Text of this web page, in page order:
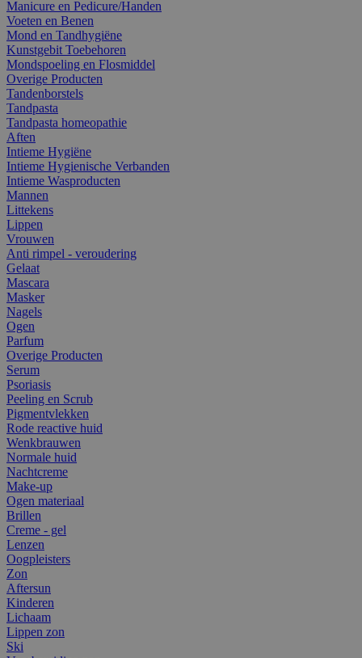
Manicure en Pedicure/Handen
Voeten en Benen
Mond en Tandhygiëne
Kunstgebit Toebehoren
Mondspoeling en Flosmiddel
Overige Producten
Tandenborstels
Tandpasta
Tandpasta homeopathie
Aften
Intieme Hygiëne
Intieme Hygienische Verbanden
Intieme Wasproducten
Mannen
Littekens
Lippen
Vrouwen
Anti rimpel - veroudering
Gelaat
Mascara
Masker
Nagels
Ogen
Parfum
Overige Producten
Serum
Psoriasis
Peeling en Scrub
Pigmentvlekken
Rode reactive huid
Wenkbrauwen
Normale huid
Nachtcreme
Make-up
Ogen materiaal
Brillen
Creme - gel
Lenzen
Oogpleisters
Zon
Aftersun
Kinderen
Lichaam
Lippen zon
Ski